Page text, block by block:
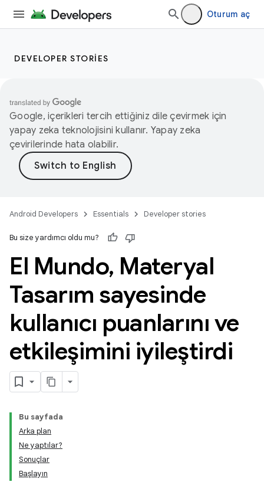
Oturum aç
DEVELOPER STORIES
Google, içerikleri tercih ettiğiniz dile çevirmek için
yapay zeka teknolojisini kullanır. Yapay zeka
çevirilerinde hata olabilir.
Android Developers Essentials Developer stories
Bu size yardımcı oldu mu?
El Mundo, Materyal
Tasarım sayesinde
kullanıcı puanlarını ve
etkileşimini iyileştirdi
Bu sayfada
Arka plan
Ne yaptılar?
Sonuçlar
Başlayın